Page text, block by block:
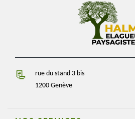
rue du stand 3 bis
1200 Genève